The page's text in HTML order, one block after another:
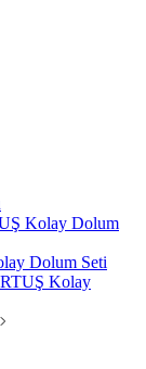
Kolay Dolum
Dolum Seti
Kolay